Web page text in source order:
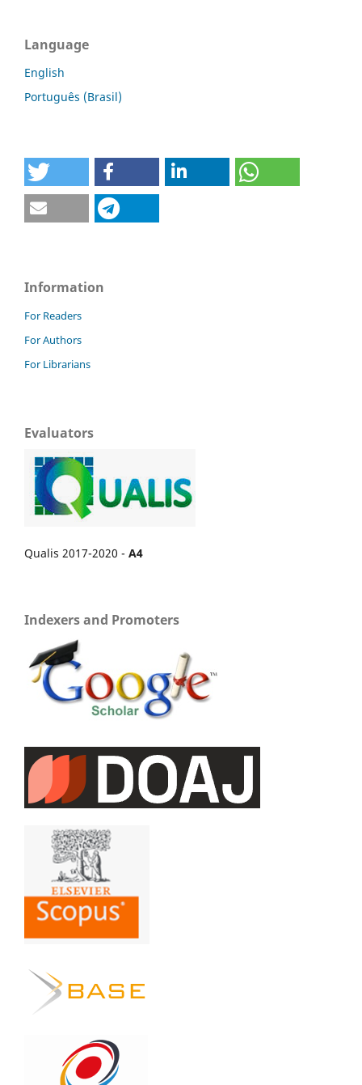
Language
English
Português (Brasil)
Information
For Readers
For Authors
For Librarians
Evaluators
Qualis 2017-2020 - A4
Indexers and Promoters